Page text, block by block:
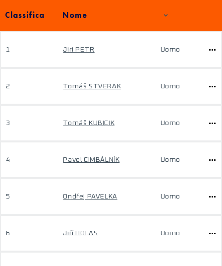
Classifica Nome
1 Jiri PETR Uomo
2 Tomáš STVERAK Uomo
3 Tomáš KUBICIK Uomo
4 Pavel CIMBÁLNÍK Uomo
5 Ondřej PAVELKA Uomo
6 Jiří HOLAS Uomo